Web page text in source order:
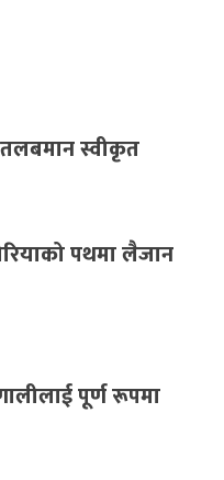
तलबमान स्वीकृत
पथमा लैजान
पूर्ण रूपमा